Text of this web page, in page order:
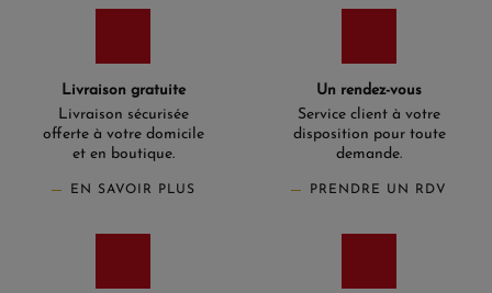
Livraison gratuite
Livraison sécurisée
offerte à votre domicile
et en boutique.
EN SAVOIR PLUS
Un rendez-vous
Service client à votre
disposition pour toute
demande.
PRENDRE UN RDV